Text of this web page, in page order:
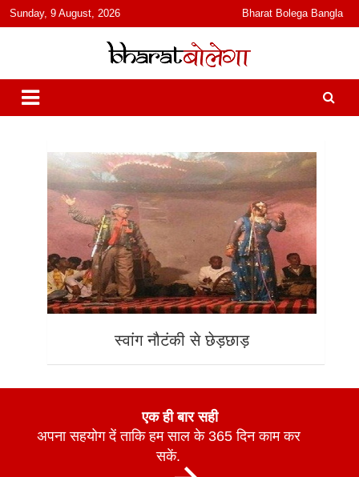
content
Sunday, 9 August, 2026 Bharat Bolega Bangla
भारत बोलेगा
हिंदी में समाचार, विचार, ऑडियो, वीडियो और फ़ीचर. भारत बोलेगा हिंदी न्यूज़ वेबसाइट
India: News, Views, Info, Trends & Podcast I जानकारी भी समझदारी भी
और पॉडकास्ट
स्वांग नौटंकी से छेड़छाड़
एक ही बार सही
अपना सहयोग दें ताकि हम साल के 365 दिन काम कर
सकें.